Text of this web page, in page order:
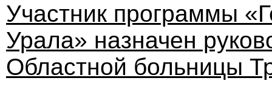
Участник программы
Урала» назначен
Областной больницы